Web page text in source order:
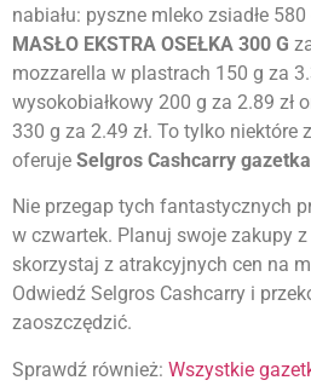
nabiału: pyszne mleko zsiadłe
MASŁO EKSTRA OSEŁKA 300 G
mozzarella w plastrach 150 g za
wysokobiałkowy 200 g za 2.89 zł
330 g za 2.49 zł. To tylko niektóre
oferuje Selgros Cashcarry
Nie przegap tych fantastycznych
w czwartek. Planuj swoje zakupy
skorzystaj z atrakcyjnych cen na
Odwiedź Selgros Cashcarry i
zaoszczędzić.
Sprawdź również: Wszystkie